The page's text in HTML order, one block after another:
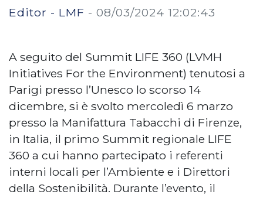
Editor - LMF - 08/03/2024 12:02:43
A seguito del Summit LIFE 360 (LVMH
Initiatives For the Environment) tenutosi a
Parigi presso l’Unesco lo scorso 14
dicembre, si è svolto mercoledì 6 marzo
presso la Manifattura Tabacchi di Firenze,
in Italia, il primo Summit regionale LIFE
360 a cui hanno partecipato i referenti
interni locali per l’Ambiente e i Direttori
della Sostenibilità. Durante l’evento, il